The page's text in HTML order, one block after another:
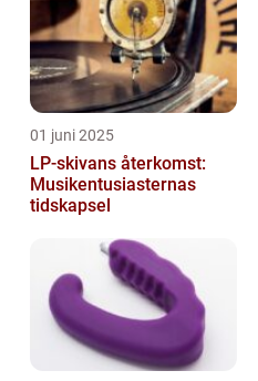
01 juni 2025
LP-skivans återkomst:
Musikentusiasternas
tidskapsel